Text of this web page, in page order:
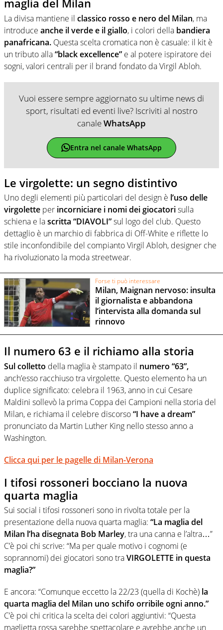
maglia del Milan
La divisa mantiene il classico rosso e nero del Milan, ma
introduce anche il verde e il giallo, i colori della bandiera
panafricana. Questa scelta cromatica non è casuale: il kit è
un tributo alla“black excellence” e al potere ispiratore dei
sogni, valori centrali per il brand fondato da Virgil Abloh.
Vuoi essere sempre aggiornato su ultime news di
sport, risultati ed eventi live? Iscriviti al nostro
canaleWhatsApp
Entra nel canale WhatsApp
Le virgolette: un segno distintivo
Uno degli elementi più particolari del design è l’uso delle
virgolette per incorniciare i nomi dei giocatorisulla
schiena e lascritta “DIAVOLI”sul logo del club. Questo
dettaglio è un marchio di fabbrica di Off-White e riflette lo
stile inconfondibile del compianto Virgil Abloh, designer che
ha rivoluzionato la moda streetwear.
Forse ti può interessare
Milan, Maignan nervoso: insulta
il giornalista e abbandona
l’intervista alla domanda sul
rinnovo
Il numero 63 e il richiamo alla storia
Sul colletto della maglia è stampato il numero “63”,
anch’esso racchiuso tra virgolette. Questo elemento ha un
duplice significato: celebra il 1963, anno in cui Cesare
Maldini sollevò la prima Coppa dei Campioni nella storia del
Milan, e richiama il celebre discorso“I have a dream”
pronunciato da Martin Luther King nello stesso anno a
Washington.
Clicca qui per le pagelle di Milan-Verona
I tifosi rossoneri bocciano la nuova
quarta maglia
Sui social i tifosi rossoneri sono in rivolta totale per la
presentazione della nuova quarta maglia: “La maglia del
Milan l’ha disegnata Bob Marley, tra una canna e l’altra…”
C’è poi chi scrive: “Ma per quale motivo i cognomi (e
soprannomi) dei giocatori sono traVIRGOLETTE in questa
maglia?”
E ancora: “Comunque eccetto la 22/23 (quella di Kochè) la
quarta maglia del Milan uno schifo orribile ogni anno.”
C’è poi chi critica la scelta dei colori aggiuntivi: “Questa
maglietta rossa sarebbe spettacolare e avrebbe anche un